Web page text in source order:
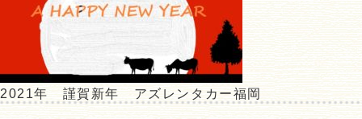
2021年 謹賀新年 アズレンタカー福岡